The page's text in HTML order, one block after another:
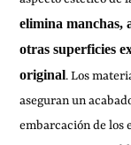
elimina manchas,
otras superficies
original. Los
aseguran un
embarcación de los